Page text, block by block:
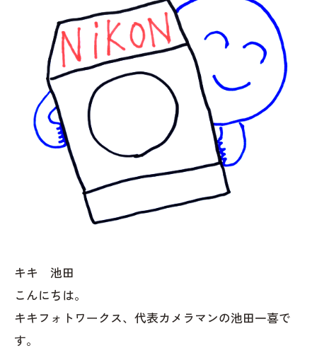
キキ 池田
こんにちは。
キキフォトワークス、代表カメラマンの池田一喜で
す。